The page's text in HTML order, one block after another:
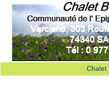
Chalet